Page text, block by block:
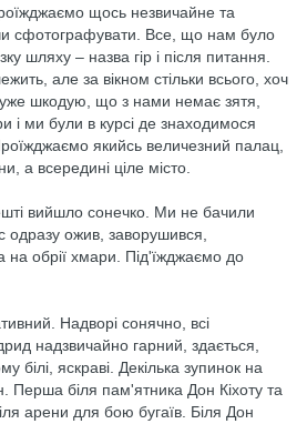
щось незвичайне та
сфотографувати. Все, що нам було
шляху – назва гір і після питання.
але за вікном стільки всього, хоч
шкодую, що з нами немає зятя,
і ми були в курсі де знаходимося
якийсь величезний палац,
а всередині ціле місто.
вийшло сонечко. Ми не бачили
одразу ожив, заворушився,
обрії хмари. Під'їжджаємо до
Надворі сонячно, всі
надзвичайно гарний, здається,
білі, яскраві. Декілька зупинок на
Перша біля пам'ятника Дон Кіхоту та
арени для бою бугаїв. Біля Дон